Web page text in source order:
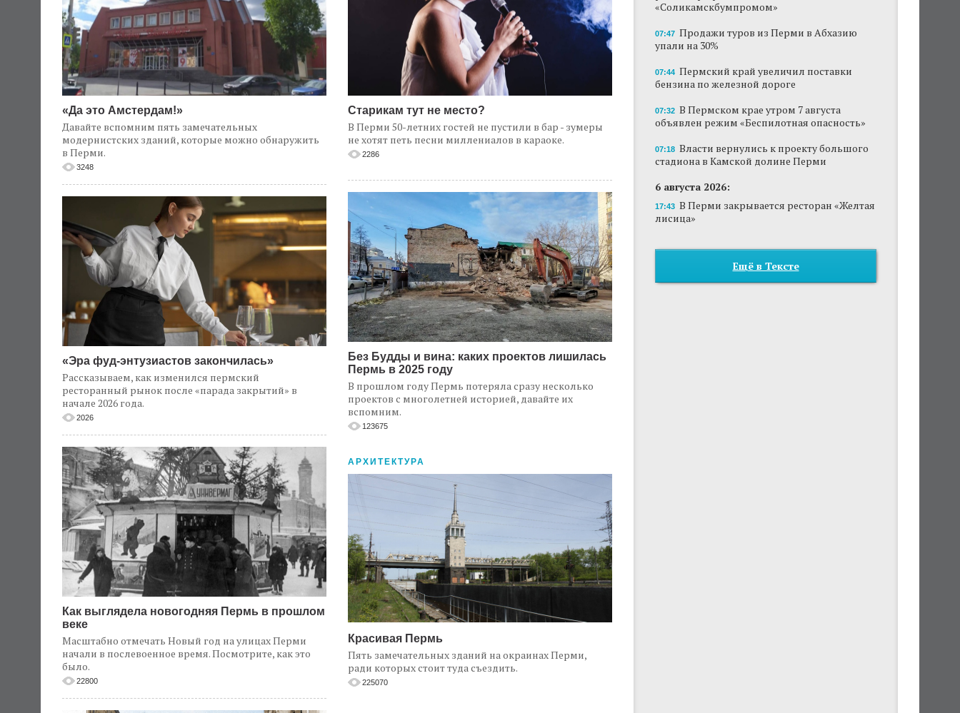
«Да это Амстердам!»
Давайте вспомним пять замечательных
модернистских зданий, которые можно обнаружить
в Перми.
3248
«Эра фуд-энтузиастов закончилась»
Рассказываем, как изменился пермский
ресторанный рынок после «парада закрытий» в
начале 2026 года.
2026
Как выглядела новогодняя Пермь в прошлом
веке
Масштабно отмечать Новый год на улицах Перми
начали в послевоенное время. Посмотрите, как это
было.
22800
Старикам тут не место?
В Перми 50-летних гостей не пустили в бар - зумеры
не хотят петь песни миллениалов в караоке.
2286
Без Будды и вина: каких проектов лишилась
Пермь в 2025 году
В прошлом году Пермь потеряла сразу несколько
проектов с многолетней историей, давайте их
вспомним.
123675
АРХИТЕКТУРА
Красивая Пермь
Пять замечательных зданий на окраинах Перми,
ради которых стоит туда съездить.
225070
«Соликамскбумпромом»
07:47 Продажи туров из Перми в Абхазию
упали на 30%
07:44 Пермский край увеличил поставки
бензина по железной дороге
07:32 В Пермском крае утром 7 августа
объявлен режим «Беспилотная опасность»
07:18 Власти вернулись к проекту большого
стадиона в Камской долине Перми
6 августа 2026:
17:43 В Перми закрывается ресторан «Желтая
лисица»
Ещё в Тексте